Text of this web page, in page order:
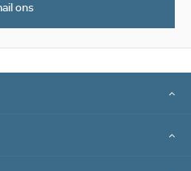
ons